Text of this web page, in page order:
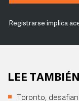
Registrarse implica
LEE TAMBIÉN
Toronto,